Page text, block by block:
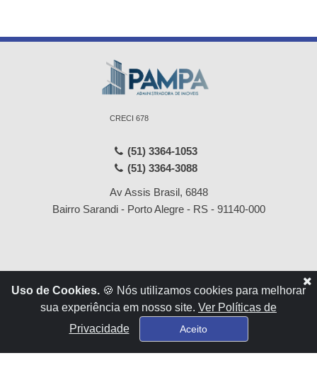
CRECI 678
(51) 3364-1053
(51) 3364-3088
Av Assis Brasil, 6848
Bairro Sarandi - Porto Alegre - RS - 91140-000
Vendas
Uso de Cookies. 🍪 Nós utilizamos cookies para melhorar
sua experiência em nosso site. Ver Políticas de
Privacidade
Aceito